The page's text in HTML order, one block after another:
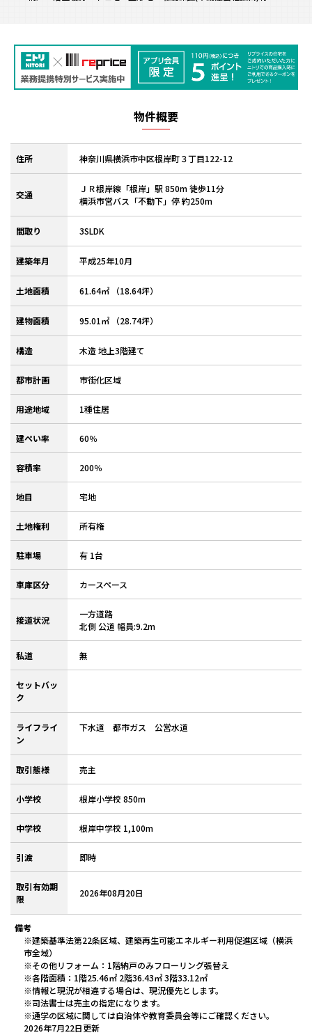
物件概要
住所 神奈川県横浜市中区根岸町３丁目122-12
交通
ＪＲ根岸線「根岸」駅 850m 徒歩11分
横浜市営バス「不動下」停 約250m
間取り 3SLDK
建築年月 平成25年10月
土地面積 61.64㎡ （18.64坪）
建物面積 95.01㎡ （28.74坪）
構造 木造 地上3階建て
都市計画 市街化区域
用途地域 1種住居
建ぺい率 60％
容積率 200％
地目 宅地
土地権利 所有権
駐車場 有 1台
車庫区分 カースペース
接道状況
一方道路
北側 公道 幅員:9.2m
私道 無
セットバッ
ク
ライフライ
ン
下水道 都市ガス 公営水道
取引態様 売主
小学校 根岸小学校 850m
中学校 根岸中学校 1,100m
引渡 即時
取引有効期
限
2026年08月20日
備考
※建築基準法第22条区域、建築再生可能エネルギー利用促進区域（横浜
市全域）
※その他リフォーム：1階納戸のみフローリング張替え
※各階面積：1階25.46㎡ 2階36.43㎡ 3階33.12㎡
※情報と現況が相違する場合は、現況優先とします。
※司法書士は売主の指定になります。
※通学の区域に関しては自治体や教育委員会等にご確認ください。
2026年7月22日更新